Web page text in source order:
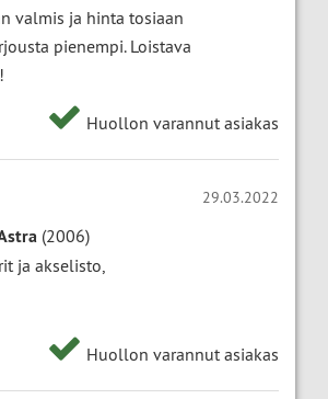
valmis ja hinta tosiaan
pienempi. Loistava
Huollon varannut asiakas
29.03.2022
(2006)
ja akselisto,
Huollon varannut asiakas